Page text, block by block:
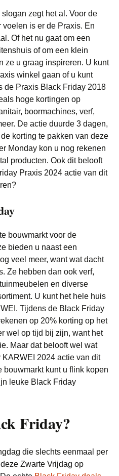
slogan zegt het al. Voor de
is er de Praxis. En
Of het nu gaat om een
of om een klein
ze u graag inspireren. U kunt
winkel gaan of u kunt
de Praxis Black Friday 2018
hoge kortingen op
boormachines, verf,
De actie duurde 3 dagen,
korting te pakken van deze
Monday kon u nog rekenen
producten. Ook dit belooft
Praxis 2024 actie van dit
bouwmarkt voor de
bieden u naast een
veel meer, want wat dacht
Ze hebben dan ook verf,
en diverse
U kunt het hele huis
Tijdens de Black Friday
op 20% korting op het
wel op tijd bij zijn, want het
Maar dat belooft wel wat
2024 actie van dit
bouwmarkt kunt u flink kopen
leuke Black Friday
Friday?
die slechts eenmaal per
Zwarte Vrijdag op